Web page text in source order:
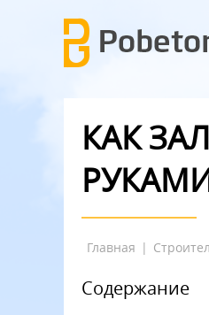
КАК
Главная |
Содержание